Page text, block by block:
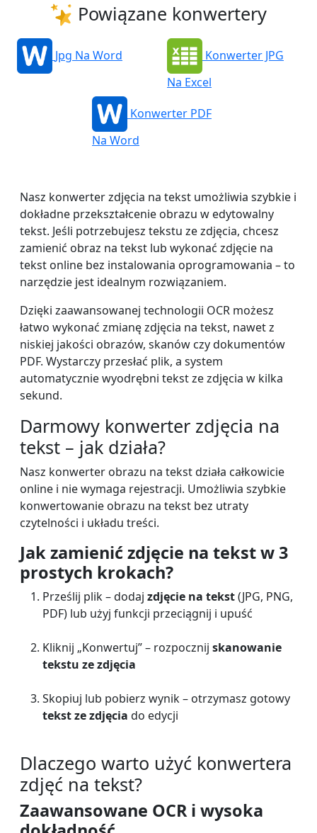
Powiązane konwertery
Jpg Na Word
Konwerter JPG
Na Excel
Konwerter PDF
Na Word
Nasz konwerter zdjęcia na tekst umożliwia szybkie i
dokładne przekształcenie obrazu w edytowalny
tekst. Jeśli potrzebujesz tekstu ze zdjęcia, chcesz
zamienić obraz na tekst lub wykonać zdjęcie na
tekst online bez instalowania oprogramowania – to
narzędzie jest idealnym rozwiązaniem.
Dzięki zaawansowanej technologii OCR możesz
łatwo wykonać zmianę zdjęcia na tekst, nawet z
niskiej jakości obrazów, skanów czy dokumentów
PDF. Wystarczy przesłać plik, a system
automatycznie wyodrębni tekst ze zdjęcia w kilka
sekund.
Darmowy konwerter zdjęcia na
tekst – jak działa?
Nasz konwerter obrazu na tekst działa całkowicie
online i nie wymaga rejestracji. Umożliwia szybkie
konwertowanie obrazu na tekst bez utraty
czytelności i układu treści.
Jak zamienić zdjęcie na tekst w 3
prostych krokach?
Prześlij plik – dodaj zdjęcie na tekst(JPG, PNG,
PDF) lub użyj funkcji przeciągnij i upuść
Kliknij „Konwertuj” – rozpocznij skanowanie
tekstu ze zdjęcia
Skopiuj lub pobierz wynik – otrzymasz gotowy
tekst ze zdjęcia do edycji
Dlaczego warto użyć konwertera
zdjęć na tekst?
Zaawansowane OCR i wysoka